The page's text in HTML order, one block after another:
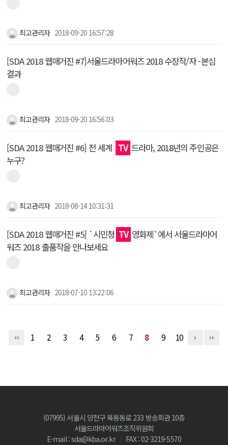
최고관리자 2018-09-20 16:57:28
[SDA 2018 웹매거진 #7]서울드라마어워즈 2018 수장작/자 -본심
결과
최고관리자 2018-09-20 16:56:03
[SDA 2018 웹매거진 #6] 전 세계 TV 드라마, 2018년의 주인공은
누구?
최고관리자 2018-08-14 10:31:31
[SDA 2018 웹매거진 #5] `시민청 TV 영화제`에서 서울드라마어
워즈 2018 출품작을 만나보세요
최고관리자 2018-07-10 13:22:06
1 2 3 4 5 6 7 8 9 10
(07995) 서울시 양천구 목동동로 233 방송회관 10층
서울드라마어워즈조직위원회
E-mail : sda@kba.or.kr
FAX : 02-3219-5570